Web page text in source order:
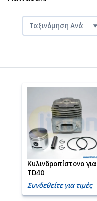
Κυλινδροπίστονο για
TD40
Συνδεθείτε για τιμές